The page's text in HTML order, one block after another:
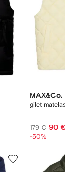
MAX&Co.
gilet
179 € 90 €
-50%